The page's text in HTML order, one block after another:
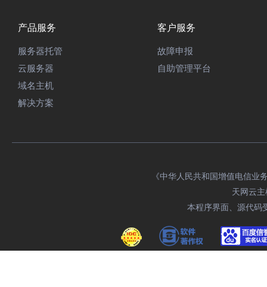
产品服务
服务器托管
云服务器
域名主机
解决方案
客户服务
故障申报
自助管理平台
《中华人民共和国增值电信业
天网云
本程序界面、源代码